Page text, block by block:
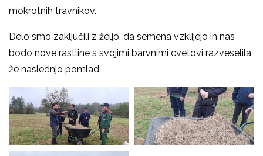
mokrotnih travnikov.
Delo smo zaključili z željo, da semena vzklijejo in nas
bodo nove rastline s svojimi barvnimi cvetovi razveselila
že naslednjo pomlad.